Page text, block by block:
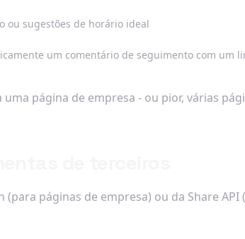
ou sugestões de horário ideal
um comentário de seguimento com um
página de empresa - ou pior, várias
páginas de empresa) ou da Share